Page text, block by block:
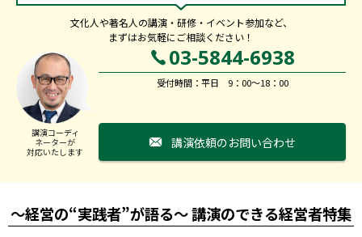
文化人や著名人の講演・研修・イベント参加など、
まずはお気軽にご相談ください！
講演コーディ
ネーターが
対応いたします
03-5844-6938
受付時間：平日 9：00～18：00
講演依頼のお問い合わせ
～経営の“実践者”が語る～ 講演のできる経営者特集